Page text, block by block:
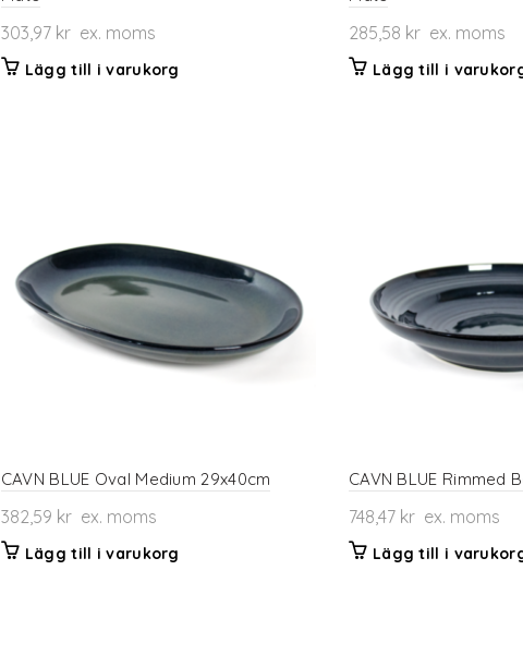
303,97 krex. moms
Lägg till i varukorg
285,58 krex. moms
Lägg till i
CAVN BLUE Oval Medium 29x40cm
382,59 krex. moms
Lägg till i varukorg
CAVN BLUE Rimmed
748,47 krex. moms
Lägg till i